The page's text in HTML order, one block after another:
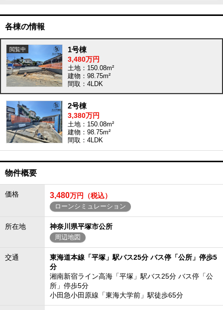
各棟の情報
1号棟
3,480万円
土地：150.08m²
建物：98.75m²
間取：4LDK
2号棟
3,380万円
土地：150.08m²
建物：98.75m²
間取：4LDK
物件概要
価格 3,480万円（税込）
ローンシミュレーション
所在地 神奈川県平塚市公所
周辺地図
交通
東海道本線「平塚」駅バス25分 バス停「公所」停歩5
分
湘南新宿ライン高海「平塚」駅バス25分 バス停「公
所」停歩5分
小田急小田原線「東海大学前」駅徒歩65分